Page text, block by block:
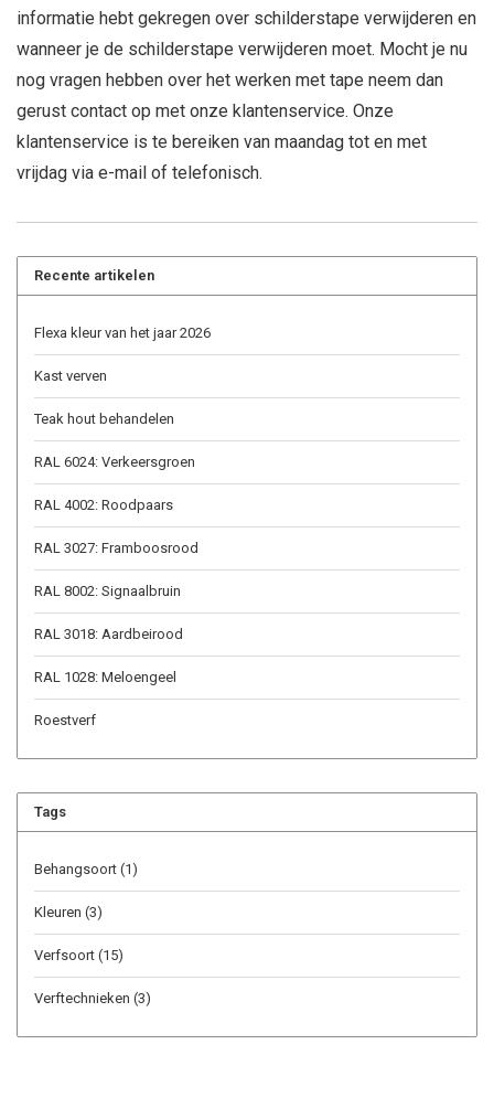
informatie hebt gekregen over schilderstape verwijderen en
wanneer je de schilderstape verwijderen moet. Mocht je nu
nog vragen hebben over het werken met tape neem dan
gerust contact op met onze klantenservice. Onze
klantenservice is te bereiken van maandag tot en met
vrijdag via e-mail of telefonisch.
Recente artikelen
Flexa kleur van het jaar 2026
Kast verven
Teak hout behandelen
RAL 6024: Verkeersgroen
RAL 4002: Roodpaars
RAL 3027: Framboosrood
RAL 8002: Signaalbruin
RAL 3018: Aardbeirood
RAL 1028: Meloengeel
Roestverf
Tags
Behangsoort (1)
Kleuren (3)
Verfsoort (15)
Verftechnieken (3)